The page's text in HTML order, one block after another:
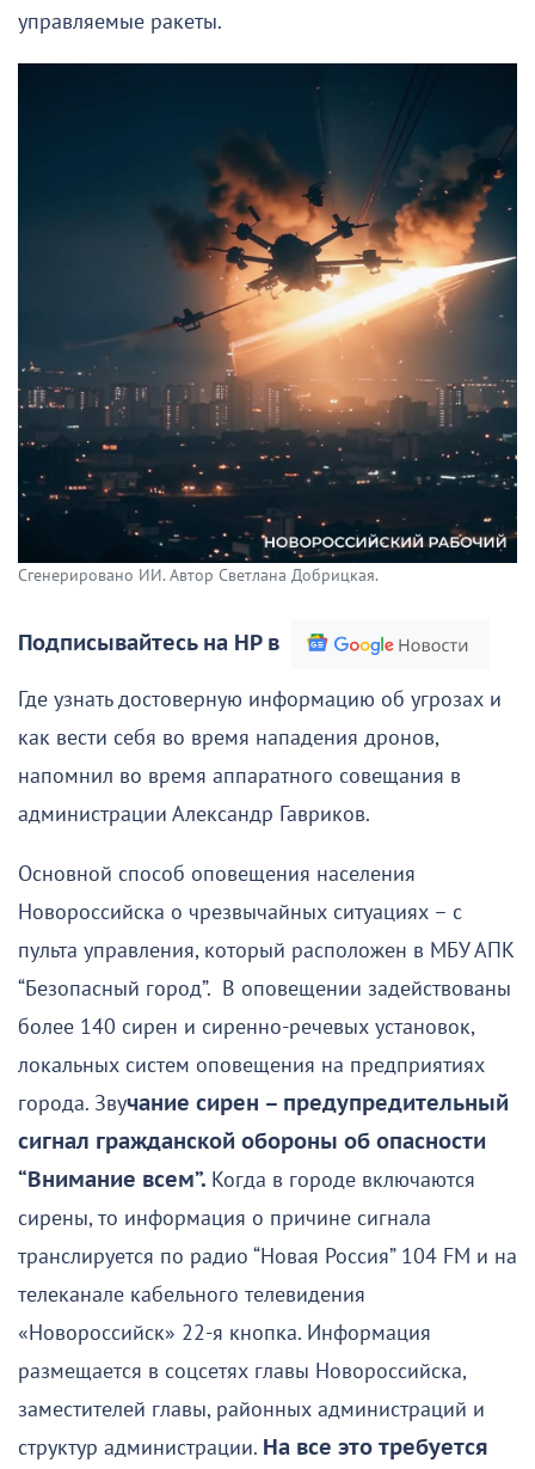
управляемые ракеты.
Сгенерировано ИИ. Автор Светлана Добрицкая.
Подписывайтесь на НР в
Где узнать достоверную информацию об угрозах и
как вести себя во время нападения дронов,
напомнил во время аппаратного совещания в
администрации Александр Гавриков.
Основной способ оповещения населения
Новороссийска о чрезвычайных ситуациях – с
пульта управления, который расположен в МБУ АПК
“Безопасный город”. В оповещении задействованы
более 140 сирен и сиренно-речевых установок,
локальных систем оповещения на предприятиях
города. Звучание сирен – предупредительный
сигнал гражданской обороны об опасности
“Внимание всем”. Когда в городе включаются
сирены, то информация о причине сигнала
транслируется по радио “Новая Россия” 104 FM и на
телеканале кабельного телевидения
«Новороссийск» 22-я кнопка. Информация
размещается в соцсетях главы Новороссийска,
заместителей главы, районных администраций и
структур администрации. На все это требуется